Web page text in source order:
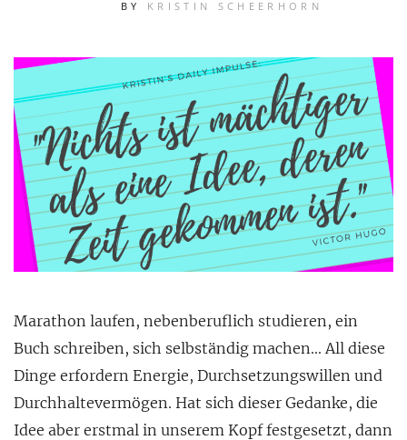
BY KRISTIN SCHEERHORN
Marathon laufen, nebenberuflich studieren, ein
Buch schreiben, sich selbständig machen… All diese
Dinge erfordern Energie, Durchsetzungswillen und
Durchhaltevermögen. Hat sich dieser Gedanke, die
Idee aber erstmal in unserem Kopf festgesetzt, dann